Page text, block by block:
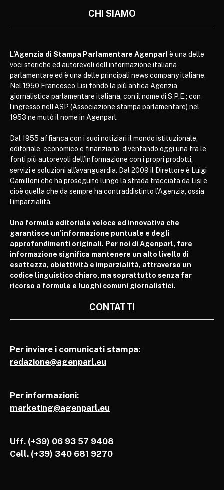
CHI SIAMO
L’Agenzia di Stampa Parlamentare Agenparl è una delle
voci storiche ed autorevoli dell’informazione italiana
parlamentare ed è una delle principali news company italiane.
Nel 1950 Francesco Lisi fondò la più antica Agenzia
giornalistica parlamentare italiana, con il nome di S.P.E.; con
l’ingresso nell’ASP (Associazione stampa parlamentare) nel
1953 ne mutò il nome in Agenparl.
Dal 1955 affianca con i suoi notiziari il mondo istituzionale,
editoriale, economico e finanziario, diventando oggi una tra le
fonti più autorevoli dell’informazione con i propri prodotti,
servizi e soluzioni all’avanguardia. Dal 2009 il Direttore è Luigi
Camilloni che ha proseguito lungo la strada tracciata da Lisi e
cioè quella che da sempre ha contraddistinto l’Agenzia, ossia
l’imparzialità.
Una formula editoriale veloce ed innovativa che
garantisce un’informazione puntuale e degli
approfondimenti originali. Per noi di Agenparl, fare
informazione significa mantenere un alto livello di
esattezza, obiettività e imparzialità, attraverso un
codice linguistico chiaro, ma soprattutto senza far
ricorso a formule e luoghi comuni giornalistici.
CONTATTI
Per inviare i comunicati stampa:
redazione@agenparl.eu
Per informazioni:
marketing@agenparl.eu
Uff. (+39) 06 93 57 9408
Cell. (+39) 340 681 9270